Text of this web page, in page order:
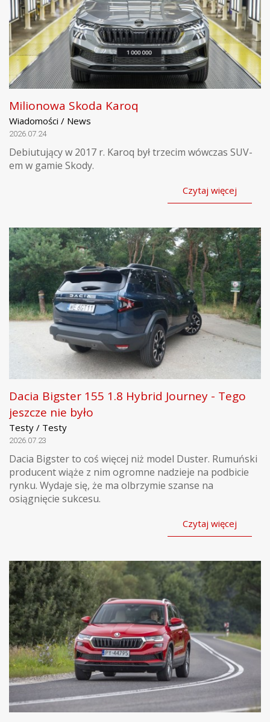
Milionowa Skoda Karoq
Wiadomości / News
2026.07.24
Debiutujący w 2017 r. Karoq był trzecim wówczas SUV-
em w gamie Skody.
Czytaj więcej
Dacia Bigster 155 1.8 Hybrid Journey - Tego
jeszcze nie było
Testy / Testy
2026.07.23
Dacia Bigster to coś więcej niż model Duster. Rumuński
producent wiąże z nim ogromne nadzieje na podbicie
rynku. Wydaje się, że ma olbrzymie szanse na
osiągnięcie sukcesu.
Czytaj więcej